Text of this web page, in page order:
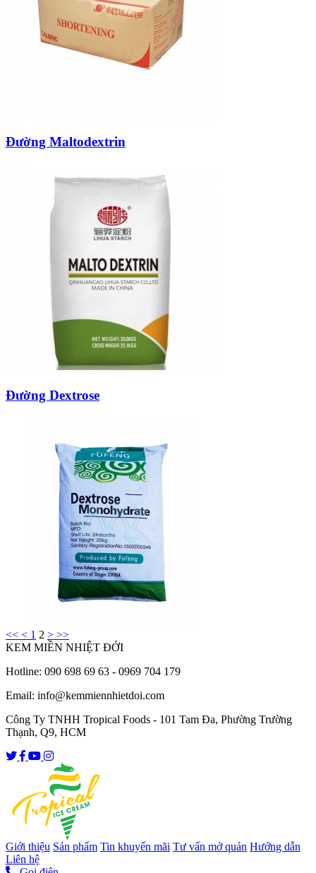
Đường Maltodextrin
Đường Dextrose
<< < 1 2 > >>
KEM MIỀN NHIỆT ĐỚI
Hotline: 090 698 69 63 - 0969 704 179
Email: info@kemmiennhietdoi.com
Công Ty TNHH Tropical Foods - 101 Tam Đa, Phường Trường
Thạnh, Q9, HCM
Giới thiệu Sản phẩm Tin khuyến mãi Tư vấn mở quán Hướng dẫn
Liên hệ